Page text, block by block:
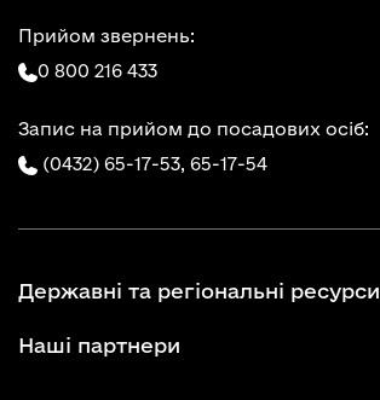
Прийом звернень:
0 800 216 433
Запис на прийом до посадових осіб:
(0432) 65-17-53, 65-17-54
Державні та регіональні ресурси
Наші партнери